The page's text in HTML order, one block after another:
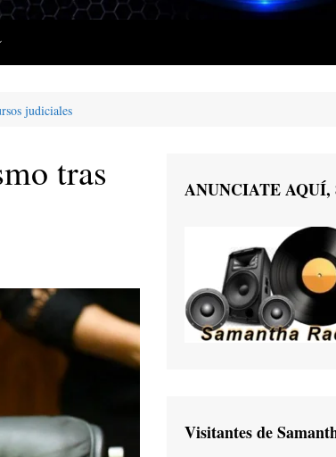
Podcast y Programas de Radio
judiciales
tras
ANUNCIATE AQUÍ,
Visitantes de